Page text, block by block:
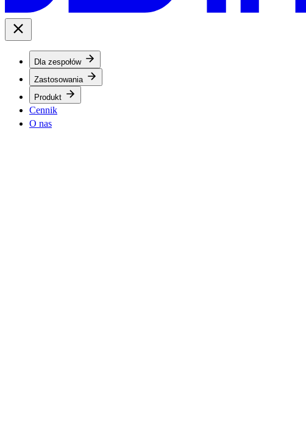
Dla zespołów
Zastosowania
Produkt
Cennik
O nas